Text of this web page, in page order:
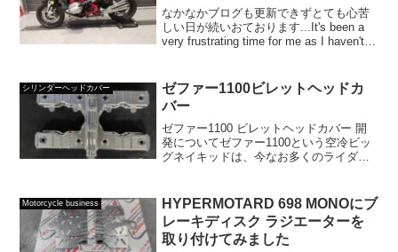
なかなかブログも更新できずとても心苦
しい日が続いおております...It's been a
very frustrating time for me as I haven't
シリンダーヘッドカバー
ゼファー1100ビレットヘッドカ
バー
ゼファー1100 ビレットヘッドカバー 開
発についてゼファー1100という空冷ビッ
グネイキッドは、今なお多くのライダー
るために――TWJはビレットヘッドカバ
ーの開発に着...
Motorcycle business
HYPERMOTARD 698 MONOにブ
レーキディスク ラジエーターを
取り付けてみました